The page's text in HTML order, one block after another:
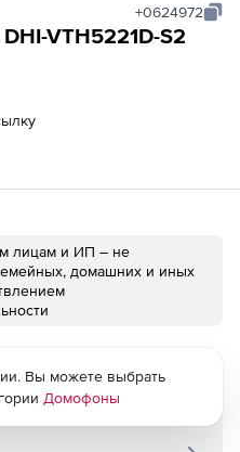
+0624972
VTH5221D-S2
лицам и ИП – не
домашних и иных
Вы можете выбрать
Домофоны